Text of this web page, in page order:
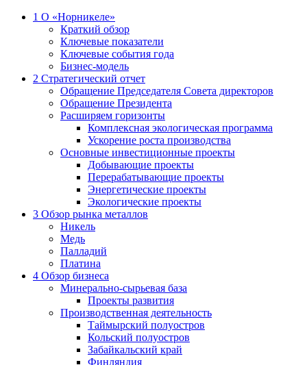
1 О «Норникеле»
Краткий обзор
Ключевые показатели
Ключевые события года
Бизнес-модель
2 Стратегический отчет
Обращение Председателя Совета директоров
Обращение Президента
Расширяем горизонты
Комплексная экологическая программа
Ускорение роста производства
Основные инвестиционные проекты
Добывающие проекты
Перерабатывающие проекты
Энергетические проекты
Экологические проекты
3 Обзор рынка металлов
Никель
Медь
Палладий
Платина
4 Обзор бизнеса
Минерально-сырьевая база
Проекты развития
Производственная деятельность
Таймырский полуостров
Кольский полуостров
Забайкальский край
Финляндия